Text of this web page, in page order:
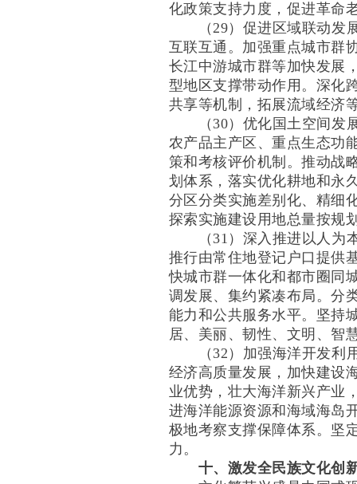
化政策支持力度，促进革命
（29）促进区域联动发展
互联互通。加强重点城市群
长江中游城市群等加快发展
型地区支撑带动作用。深化
共享等机制，拓展流域经济
（30）优化国土空间发展
农产品主产区、重点生态功
策和考核评价机制。推动战
划体系，落实优化耕地和永
分区分类实施差别化、精细
探索实施建设用地总量按规
（31）深入推进以人为本
推行由常住地登记户口提供
快城市群一体化和都市圈同
调发展、集约紧凑布局。分
能力和公共服务水平。坚持
居、美丽、韧性、文明、智
（32）加强海洋开发利用
经济高质量发展，加快建设
业优势，壮大海洋新兴产业
进海洋能源资源和海域海岛
极地考察支撑保障体系。坚
力。
十、激发全民族文化创